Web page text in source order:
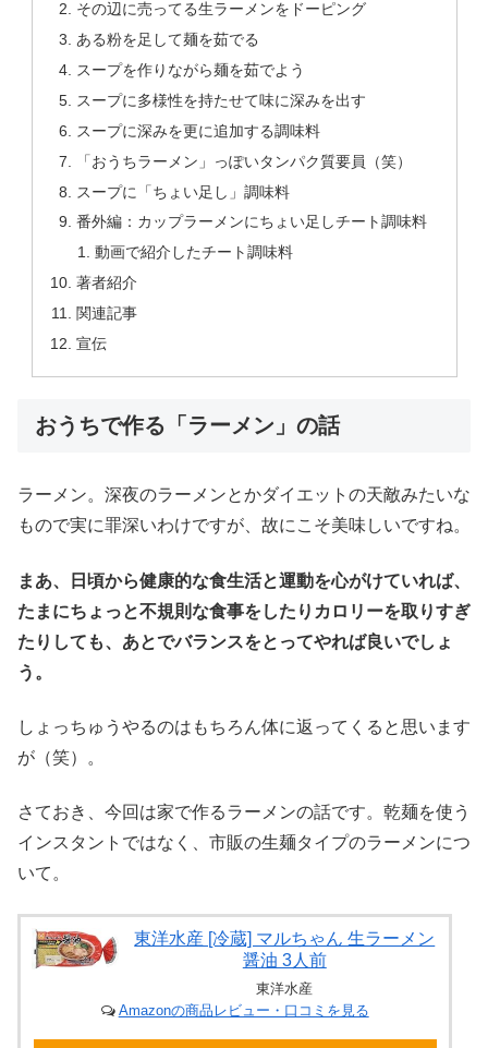
その辺に売ってる生ラーメンをドーピング
ある粉を足して麺を茹でる
スープを作りながら麺を茹でよう
スープに多様性を持たせて味に深みを出す
スープに深みを更に追加する調味料
「おうちラーメン」っぽいタンパク質要員（笑）
スープに「ちょい足し」調味料
番外編：カップラーメンにちょい足しチート調味料
動画で紹介したチート調味料
著者紹介
関連記事
宣伝
おうちで作る「ラーメン」の話
ラーメン。深夜のラーメンとかダイエットの天敵みたいな
もので実に罪深いわけですが、故にこそ美味しいですね。
まあ、日頃から健康的な食生活と運動を心がけていれば、
たまにちょっと不規則な食事をしたりカロリーを取りすぎ
たりしても、あとでバランスをとってやれば良いでしょ
う。
しょっちゅうやるのはもちろん体に返ってくると思います
が（笑）。
さておき、今回は家で作るラーメンの話です。乾麺を使う
インスタントではなく、市販の生麺タイプのラーメンにつ
いて。
東洋水産 [冷蔵] マルちゃん 生ラーメン
醤油 3人前
東洋水産
Amazonの商品レビュー・口コミを見る